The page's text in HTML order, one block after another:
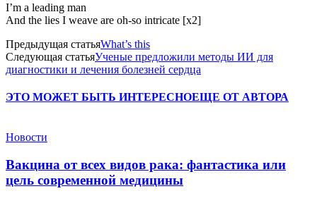
I’m a leading man
And the lies I weave are oh-so intricate [x2]
Предыдущая статьяWhat’s this
Следующая статьяУченые предложили методы ИИ для
диагностики и лечения болезней сердца
ЭТО МОЖЕТ БЫТЬ ИНТЕРЕСНОЕЩЕ ОТ АВТОРА
Новости
Вакцина от всех видов рака: фантастика или
цель современной медицины